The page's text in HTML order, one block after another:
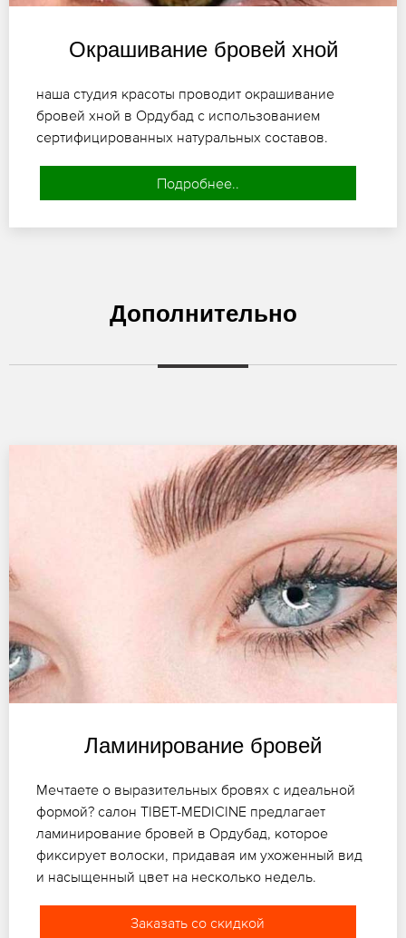
Окрашивание бровей хной
наша студия красоты проводит окрашивание
бровей хной в Ордубад с использованием
сертифицированных натуральных составов.
Подробнее..
Дополнительно
Ламинирование бровей
Мечтаете о выразительных бровях с идеальной
формой? салон TIBET-MEDICINE предлагает
ламинирование бровей в Ордубад, которое
фиксирует волоски, придавая им ухоженный вид
и насыщенный цвет на несколько недель.
Заказать со скидкой